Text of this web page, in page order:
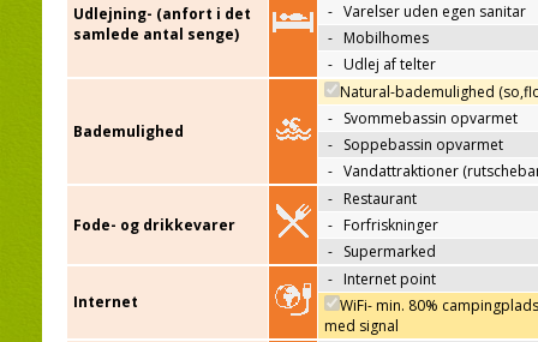
Udlejning- (anfort i det
samlede antal senge)
- Varelser uden egen sanitar
- Mobilhomes
- Udlej af telter
Bademulighed
Natural-bademulighed
- Svommebassin opvarmet
- Soppebassin opvarmet
- Vandattraktioner
Fode- og drikkevarer
- Restaurant
- Forfriskninger
- Supermarked
Internet
- Internet point
WiFi- min. 80%
med signal